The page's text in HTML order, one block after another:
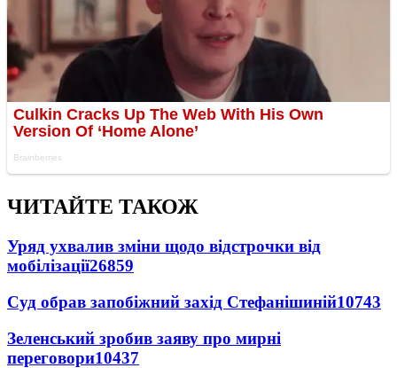
ЧИТАЙТЕ ТАКОЖ
Уряд ухвалив зміни щодо відстрочки від
мобілізації26859
Суд обрав запобіжний захід Стефанішиній10743
Зеленський зробив заяву про мирні
переговори10437